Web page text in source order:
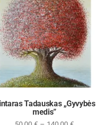
Tadauskas „Gyvybės
medis”